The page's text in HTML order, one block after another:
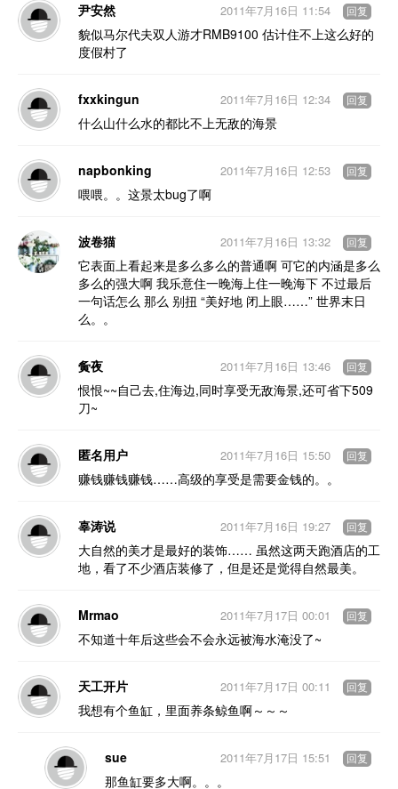
尹安然
貌似马尔代夫双人游才RMB9100 估计住不上这么好的
度假村了
2011年7月16日 11:54 回复
fxxkingun
什么山什么水的都比不上无敌的海景
2011年7月16日 12:34 回复
napbonking
喂喂。。这景太bug了啊
2011年7月16日 12:53 回复
波卷猫
它表面上看起来是多么多么的普通啊 可它的内涵是多么
多么的强大啊 我乐意住一晚海上住一晚海下 不过最后
一句话怎么 那么 别扭 “美好地 闭上眼……” 世界末日
么。。
2011年7月16日 13:32 回复
夤夜
恨恨~~自己去,住海边,同时享受无敌海景,还可省下509
刀~
2011年7月16日 13:46 回复
匿名用户
赚钱赚钱赚钱……高级的享受是需要金钱的。。
2011年7月16日 15:50 回复
辜涛说
大自然的美才是最好的装饰…… 虽然这两天跑酒店的工
地，看了不少酒店装修了，但是还是觉得自然最美。
2011年7月16日 19:27 回复
Mrmao
不知道十年后这些会不会永远被海水淹没了~
2011年7月17日 00:01 回复
天工开片
我想有个鱼缸，里面养条鲸鱼啊～～～
2011年7月17日 00:11 回复
sue
那鱼缸要多大啊。。。
2011年7月17日 15:51 回复